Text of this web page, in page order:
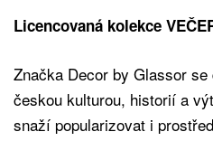
Licencovaná kolekce
Značka Decor by Glassor se
českou kulturou, historií a
snaží popularizovat i